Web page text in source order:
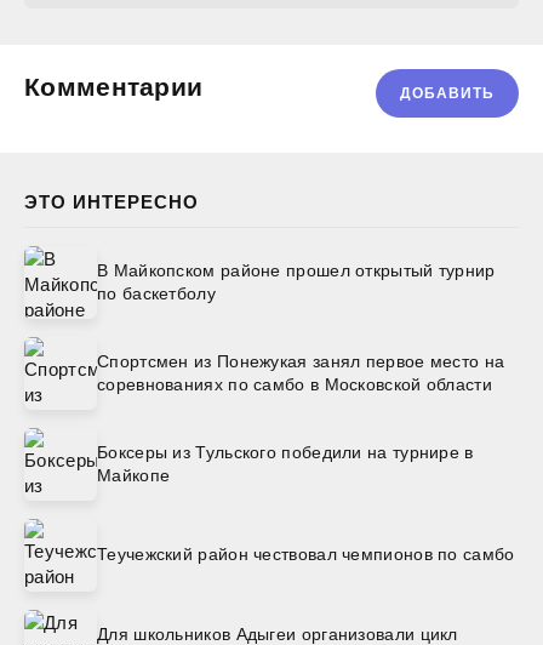
ЭТО ИНТЕРЕСНО
В Майкопском районе прошел открытый турнир
по баскетболу
Спортсмен из Понежукая занял первое место на
соревнованиях по самбо в Московской области
Боксеры из Тульского победили на турнире в
Майкопе
Теучежский район чествовал чемпионов по самбо
Для школьников Адыгеи организовали цикл
Комментарии ДОБАВИТЬ